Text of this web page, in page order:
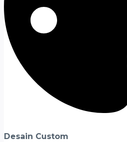
Desain Custom